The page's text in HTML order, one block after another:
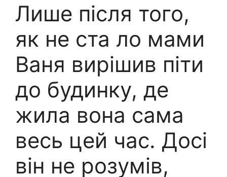
Лише після того,
як не ста ло мами
Ваня вирішив піти
до будинку, де
жила вона сама
весь цей час. Досі
він не розумів,